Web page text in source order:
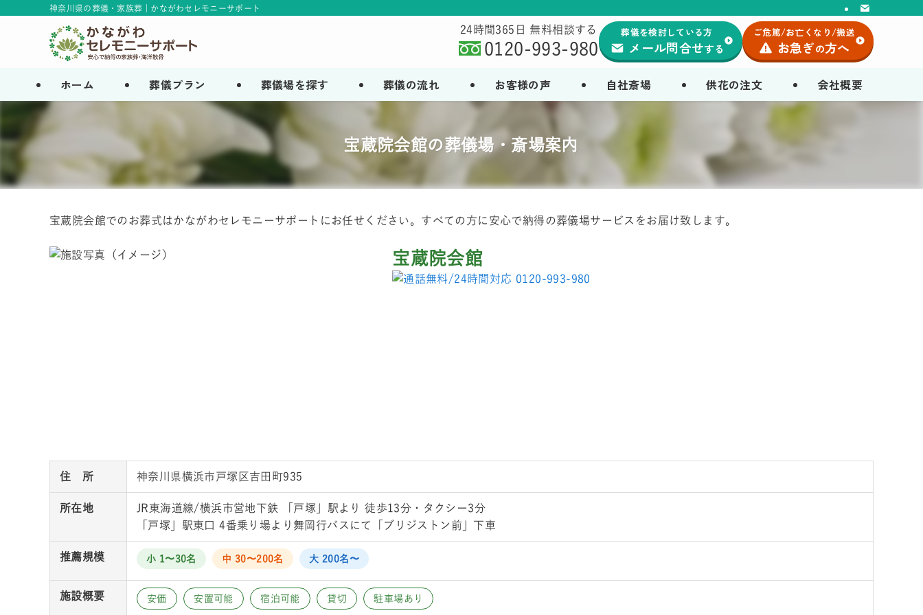
神奈川県の葬儀・家族葬 | かながわセレモニーサポート
ホーム 葬儀プラン 葬儀場を探す 葬儀の流れ お客様の声 自社斎場 供花の注文 会社概要
24時間365日 無料相談する
0120-993-980
葬儀を検討している方
メール問合せする
ご危篤/お亡くなり/搬送
お急ぎの方へ
宝蔵院会館の葬儀場・斎場案内
宝蔵院会館でのお葬式はかながわセレモニーサポートにお任せください。すべての方に安心で納得の葬儀場サービスをお届け致します。
宝蔵院会館
住 所 神奈川県横浜市戸塚区吉田町935
所在地
JR東海道線/横浜市営地下鉄 「戸塚」駅より 徒歩13分・タクシー3分
「戸塚」駅東口 4番乗り場より舞岡行バスにて「ブリジストン前」下車
推薦規模 小 1〜30名 中 30〜200名 大 200名〜
施設概要 安価 安置可能 宿泊可能 貸切 駐車場あり